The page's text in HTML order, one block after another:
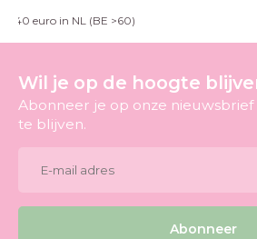
>40 euro in NL (BE >60)
Wil je op de hoogte
Abonneer je op onze
te blijven.
Abonneer